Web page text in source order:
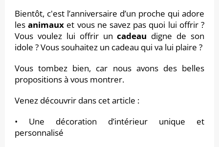
Bientôt, c'est l’anniversaire d’un proche qui adore
lesanimaux et vous ne savez pas quoi lui offrir ?
Vous voulez lui offrir uncadeau digne de son
idole ? Vous souhaitez un cadeau qui va lui plaire ?
Vous tombez bien, car nous avons des belles
propositions à vous montrer.
Venez découvrir dans cet article :
• Une décoration d’intérieur unique et
personnalisé